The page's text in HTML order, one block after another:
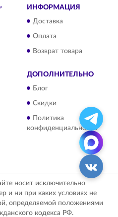
ИНФОРМАЦИЯ
Доставка
Оплата
Возврат товара
ДОПОЛНИТЕЛЬНО
Блог
Скидки
Политика
конфиденциальности
носит исключительно
и ни при каких условиях не
определяемой положениями
кодекса РФ.